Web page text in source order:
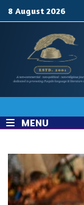
8 August 2026
MENU